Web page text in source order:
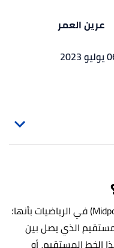
عرين العمر
تُعرف نقطة المنُتصف (بالإنجليزية: Midpoint) في الرياضيات بأنها؛
الذي يصل بين